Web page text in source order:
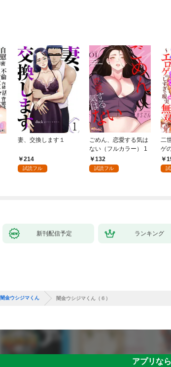
妻、交換します１
214
試読フル
ごめん、恋愛する気は
ない（フルカラー） 1
132
試読フル
二
ゲ
～
新刊配信予定 ランキング
闇金ウシジマくん 闇金ウシジマくん（６）
アプリな